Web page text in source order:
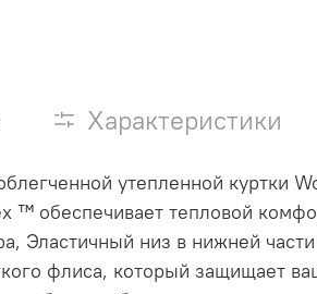
Характеристики
утепленной куртки
™ обеспечивает тепловой
Эластичный низ в нижней
флиса, который защищает